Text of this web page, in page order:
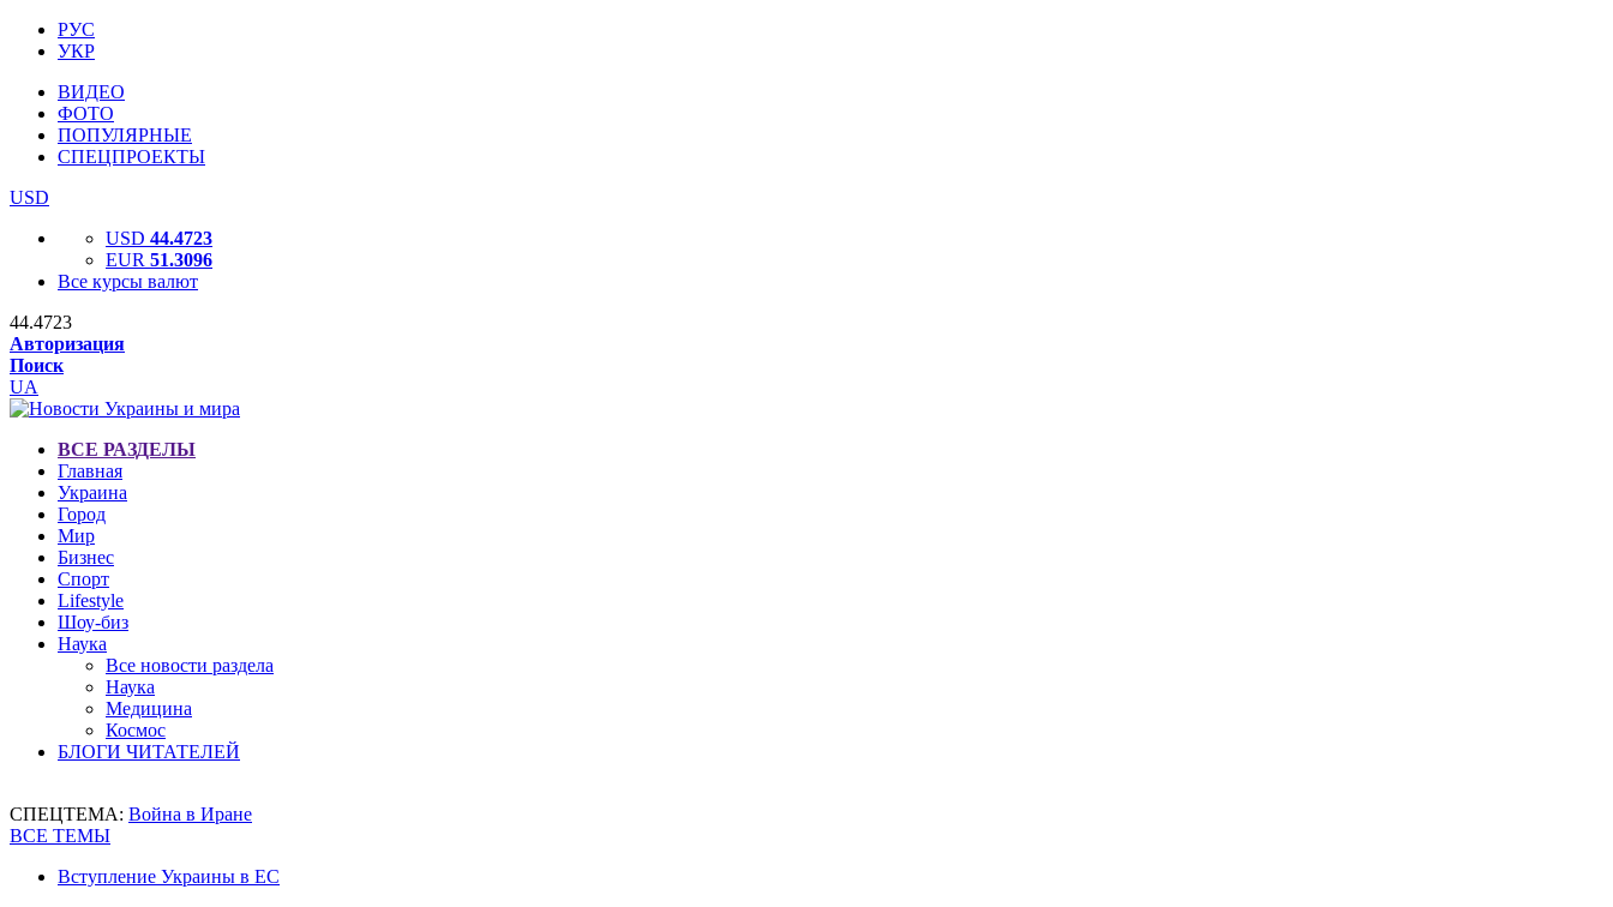
РУС
УКР
ВИДЕО
ФОТО
ПОПУЛЯРНЫЕ
СПЕЦПРОЕКТЫ
USD
USD 44.4723
EUR 51.3096
Все курсы валют
44.4723
Авторизация
Поиск
UA
ВСЕ РАЗДЕЛЫ
Главная
Украина
Город
Мир
Бизнес
Спорт
Lifestyle
Шоу-биз
Наука
Все новости раздела
Наука
Медицина
Космос
БЛОГИ ЧИТАТЕЛЕЙ
СПЕЦТЕМА: Война в Иране
ВСЕ ТЕМЫ
Вступление Украины в ЕС